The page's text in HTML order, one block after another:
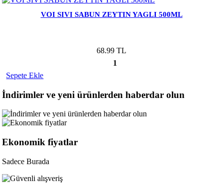
VOI SIVI SABUN ZEYTIN YAGLI 500ML
68.99 TL
1
Sepete Ekle
İndirimler ve yeni ürünlerden haberdar olun
Ekonomik fiyatlar
Sadece Burada